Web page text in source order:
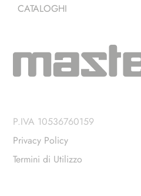
CATALOGHI
P.IVA 10536760159
Privacy Policy
Termini di Utilizzo